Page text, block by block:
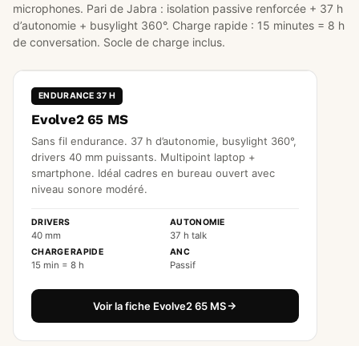
microphones. Pari de Jabra : isolation passive renforcée + 37 h
d’autonomie + busylight 360°. Charge rapide : 15 minutes = 8 h
de conversation. Socle de charge inclus.
ENDURANCE 37 H
Evolve2 65 MS
Sans fil endurance. 37 h d’autonomie, busylight 360°,
drivers 40 mm puissants. Multipoint laptop +
smartphone. Idéal cadres en bureau ouvert avec
niveau sonore modéré.
DRIVERS
40 mm
AUTONOMIE
37 h talk
CHARGE RAPIDE
15 min = 8 h
ANC
Passif
Voir la fiche Evolve2 65 MS